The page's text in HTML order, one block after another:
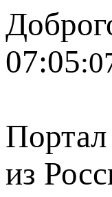
07:05
Портал
из